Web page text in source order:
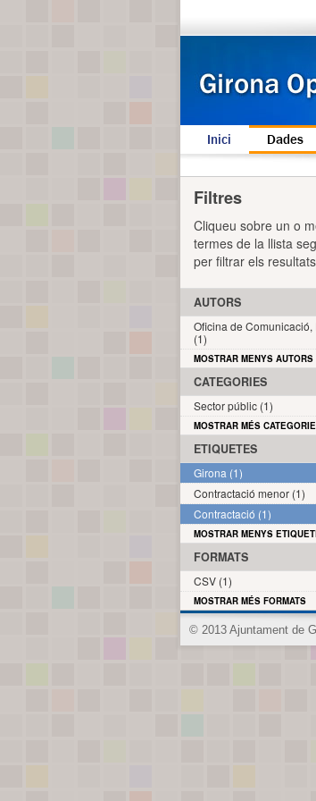
Inici Dades
Filtres
Cliqueu sobre un o
termes de la llista
per filtrar els
AUTORS
Oficina de Comunicació,
(1)
MOSTRAR MENYS AUTORS
CATEGORIES
Sector públic (1)
MOSTRAR MÉS
ETIQUETES
Girona (1)
Contractació menor (1)
Contractació (1)
MOSTRAR MENYS
FORMATS
CSV (1)
MOSTRAR MÉS FORMATS
© 2013 Ajuntament de